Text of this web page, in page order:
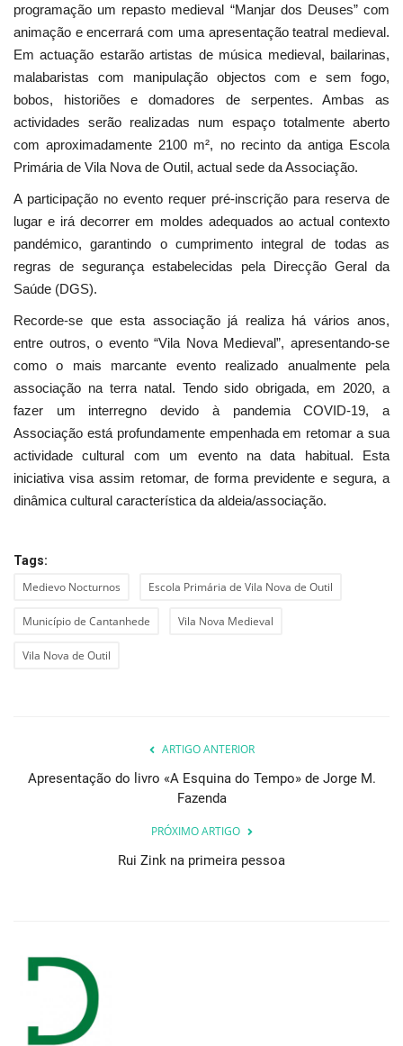
programação um repasto medieval “Manjar dos Deuses” com
animação e encerrará com uma apresentação teatral medieval.
Em actuação estarão artistas de música medieval, bailarinas,
malabaristas com manipulação objectos com e sem fogo,
bobos, historiões e domadores de serpentes. Ambas as
actividades serão realizadas num espaço totalmente aberto
com aproximadamente 2100 m², no recinto da antiga Escola
Primária de Vila Nova de Outil, actual sede da Associação.
A participação no evento requer pré-inscrição para reserva de
lugar e irá decorrer em moldes adequados ao actual contexto
pandémico, garantindo o cumprimento integral de todas as
regras de segurança estabelecidas pela Direcção Geral da
Saúde (DGS).
Recorde-se que esta associação já realiza há vários anos,
entre outros, o evento “Vila Nova Medieval”, apresentando-se
como o mais marcante evento realizado anualmente pela
associação na terra natal. Tendo sido obrigada, em 2020, a
fazer um interregno devido à pandemia COVID-19, a
Associação está profundamente empenhada em retomar a sua
actividade cultural com um evento na data habitual. Esta
iniciativa visa assim retomar, de forma previdente e segura, a
dinâmica cultural característica da aldeia/associação.
Tags:
Medievo Nocturnos Escola Primária de Vila Nova de Outil
Município de Cantanhede Vila Nova Medieval
Vila Nova de Outil
ARTIGO ANTERIOR
Apresentação do livro «A Esquina do Tempo» de Jorge M.
Fazenda
PRÓXIMO ARTIGO
Rui Zink na primeira pessoa